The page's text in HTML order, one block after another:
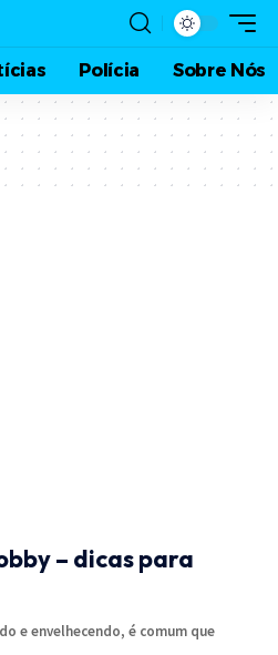
Polícia Sobre Nós
– dicas para
e envelhecendo, é comum que